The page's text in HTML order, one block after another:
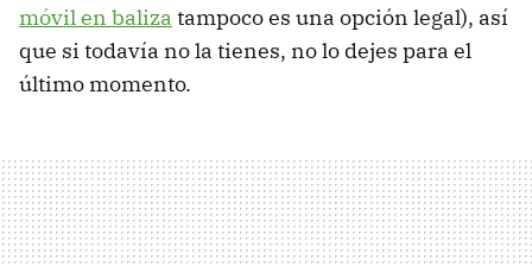
móvil en baliza tampoco es una opción legal), así
que si todavía no la tienes, no lo dejes para el
último momento.